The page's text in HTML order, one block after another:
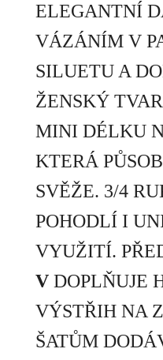
ELEGANTNÍ
VÁZÁNÍM V
SILUETU A
ŽENSKÝ
MINI DÉLKU
KTERÁ
SVĚŽE. 3/4
POHODLÍ I
VYUŽITÍ.
V DOPLŇUJE
VÝSTŘIH NA
ŠATŮM